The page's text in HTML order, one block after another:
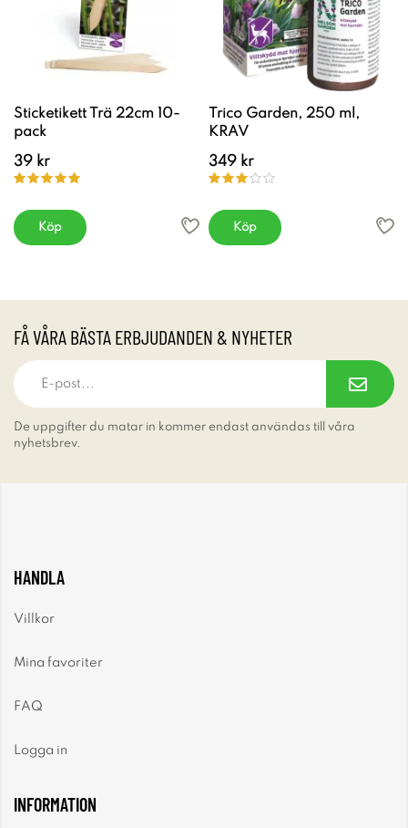
Sticketikett Trä 22cm 10-
pack
39 kr
Köp
Trico Garden, 250 ml,
KRAV
349 kr
Köp
FÅ VÅRA BÄSTA ERBJUDANDEN & NYHETER
De uppgifter du matar in kommer endast användas till våra
nyhetsbrev.
HANDLA
Villkor
Mina favoriter
FAQ
Logga in
INFORMATION